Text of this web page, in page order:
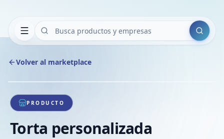
Buscar
Volver al marketplace
1/1
PRODUCTO
Torta personalizada